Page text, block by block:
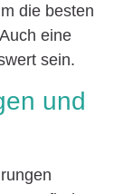
die besten
eine
sein.
und